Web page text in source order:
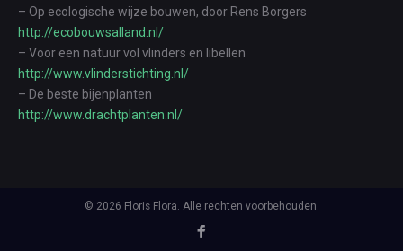
– Op ecologische wijze bouwen, door Rens Borgers
http://ecobouwsalland.nl/
– Voor een natuur vol vlinders en libellen
http://www.vlinderstichting.nl/
– De beste bijenplanten
http://www.drachtplanten.nl/
© 2026 Floris Flora. Alle rechten voorbehouden.